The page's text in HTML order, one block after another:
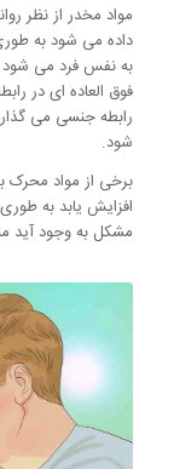
مواد مخدر از نظر
داده می شود به
به نفس فرد می شود
فوق العاده ای در
رابطه جنسی می
شود.
برخی از مواد محرک
افزایش یابد به
مشکل به وجود آید